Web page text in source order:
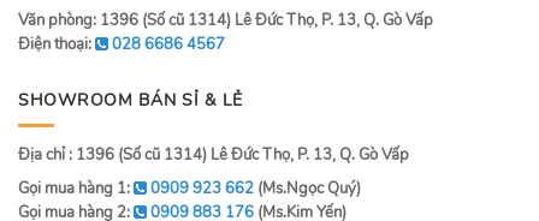
Văn phòng: 1396 (Số cũ 1314) Lê Đức Thọ, P. 13, Q. Gò Vấp
Điện thoại:
028 6686 4567
SHOWROOM BÁN SỈ & LẺ
Địa chỉ : 1396 (Số cũ 1314) Lê Đức Thọ, P. 13, Q. Gò Vấp
Gọi mua hàng 1:
0909 923 662 (Ms.Ngọc Quý)
Gọi mua hàng 2:
0909 883 176 (Ms.Kim Yến)